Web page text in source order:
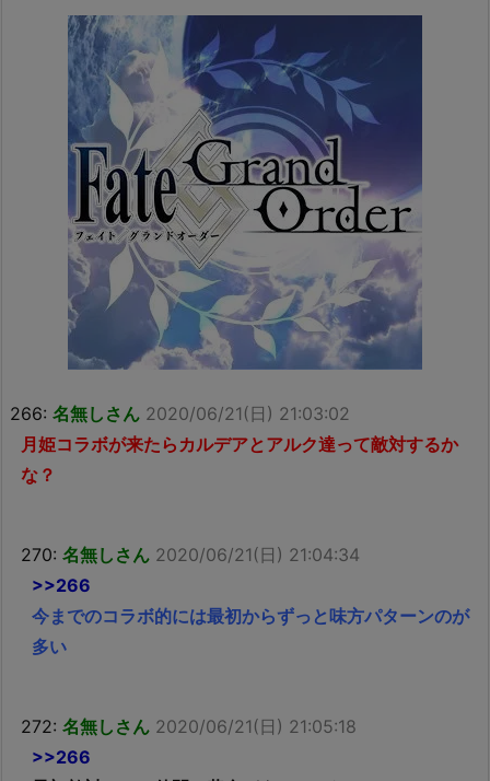
266: 名無しさん 2020/06/21(日) 21:03:02
月姫コラボが来たらカルデアとアルク達って敵対するか
な？
270: 名無しさん 2020/06/21(日) 21:04:34
>>266
今までのコラボ的には最初からずっと味方パターンのが
多い
272: 名無しさん 2020/06/21(日) 21:05:18
>>266